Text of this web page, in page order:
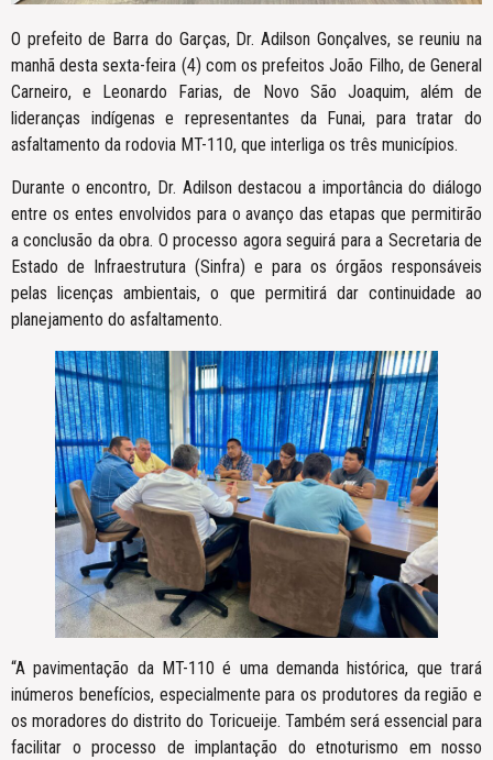
O prefeito de Barra do Garças, Dr. Adilson Gonçalves, se reuniu na
manhã desta sexta-feira (4) com os prefeitos João Filho, de General
Carneiro, e Leonardo Farias, de Novo São Joaquim, além de
lideranças indígenas e representantes da Funai, para tratar do
asfaltamento da rodovia MT-110, que interliga os três municípios.
Durante o encontro, Dr. Adilson destacou a importância do diálogo
entre os entes envolvidos para o avanço das etapas que permitirão
a conclusão da obra. O processo agora seguirá para a Secretaria de
Estado de Infraestrutura (Sinfra) e para os órgãos responsáveis
pelas licenças ambientais, o que permitirá dar continuidade ao
planejamento do asfaltamento.
“A pavimentação da MT-110 é uma demanda histórica, que trará
inúmeros benefícios, especialmente para os produtores da região e
os moradores do distrito do Toricueije. Também será essencial para
facilitar o processo de implantação do etnoturismo em nosso